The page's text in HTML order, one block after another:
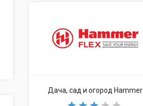
Дача, сад и огород Hammer